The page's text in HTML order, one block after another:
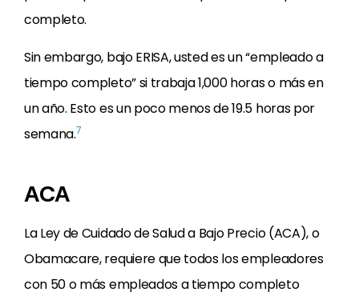
completo.
Sin embargo, bajo ERISA, usted es un “empleado a
tiempo completo” si trabaja 1,000 horas o más en
un año. Esto es un poco menos de 19.5 horas por
semana.7
ACA
La Ley de Cuidado de Salud a Bajo Precio (ACA), o
Obamacare, requiere que todos los empleadores
con 50 o más empleados a tiempo completo